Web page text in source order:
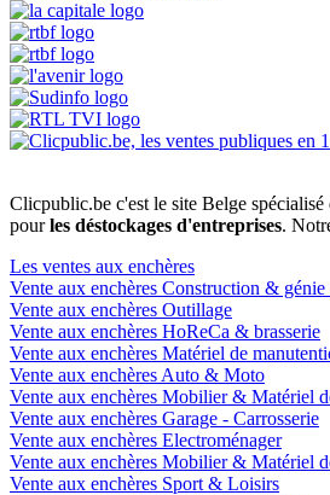
Clicpublic.be c'est le site Belge spécialisé
pourles déstockages d'entreprises.
Les ventes aux enchères
Vente aux enchères Construction &
Vente aux enchères Outillage
Vente aux enchères HoReCa & brasserie
Vente aux enchères Matériel de
Vente aux enchères Auto & Moto
Vente aux enchères Mobilier & Matériel
Vente aux enchères Garage - Carrosserie
Vente aux enchères Electroménager
Vente aux enchères Mobilier & Matériel
Vente aux enchères Sport & Loisirs